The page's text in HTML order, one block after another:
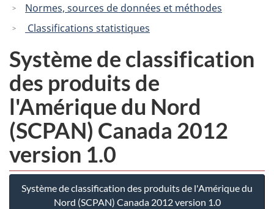
Normes, sources de données et méthodes
Classifications statistiques
Système de classification
des produits de
l'Amérique du Nord
(SCPAN) Canada 2012
version 1.0
Système de classification des produits de l'Amérique du
Nord (SCPAN) Canada 2012 version 1.0